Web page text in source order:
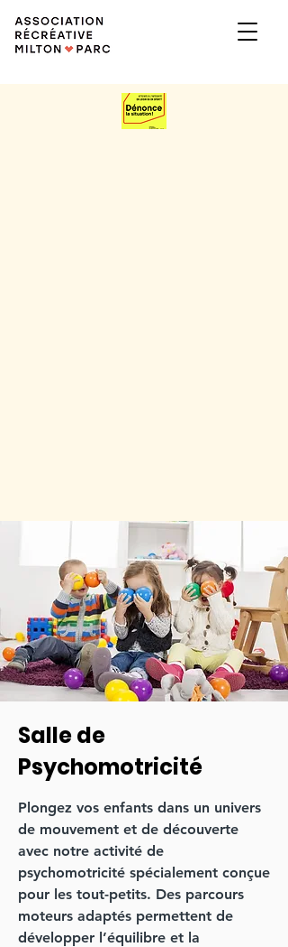
Salle de
Psychomotricité
Plongez vos enfants dans un univers
de mouvement et de découverte
avec notre activité de
psychomotricité spécialement conçue
pour les tout-petits. Des parcours
moteurs adaptés permettent de
développer l’équilibre et la